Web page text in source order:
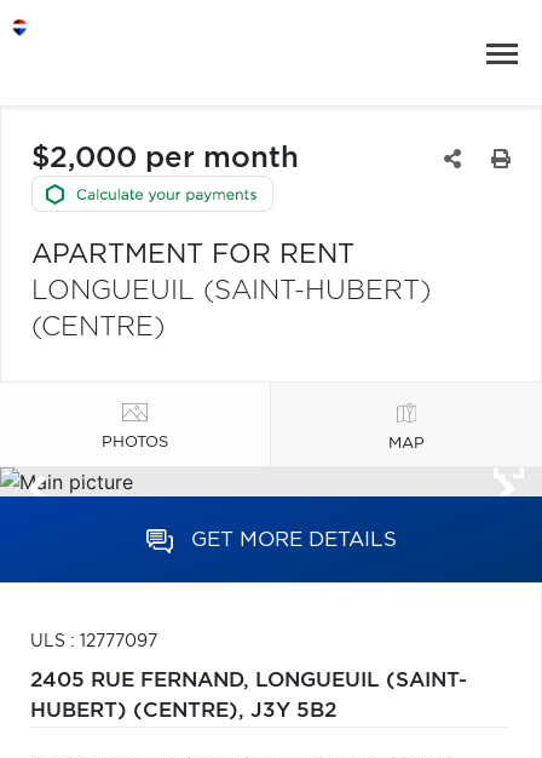
$2,000 per month
APARTMENT FOR RENT
LONGUEUIL (SAINT-HUBERT)
(CENTRE)
PHOTOS MAP
GET MORE DETAILS
ULS : 12777097
2405 RUE FERNAND, LONGUEUIL (SAINT-
HUBERT) (CENTRE), J3Y 5B2